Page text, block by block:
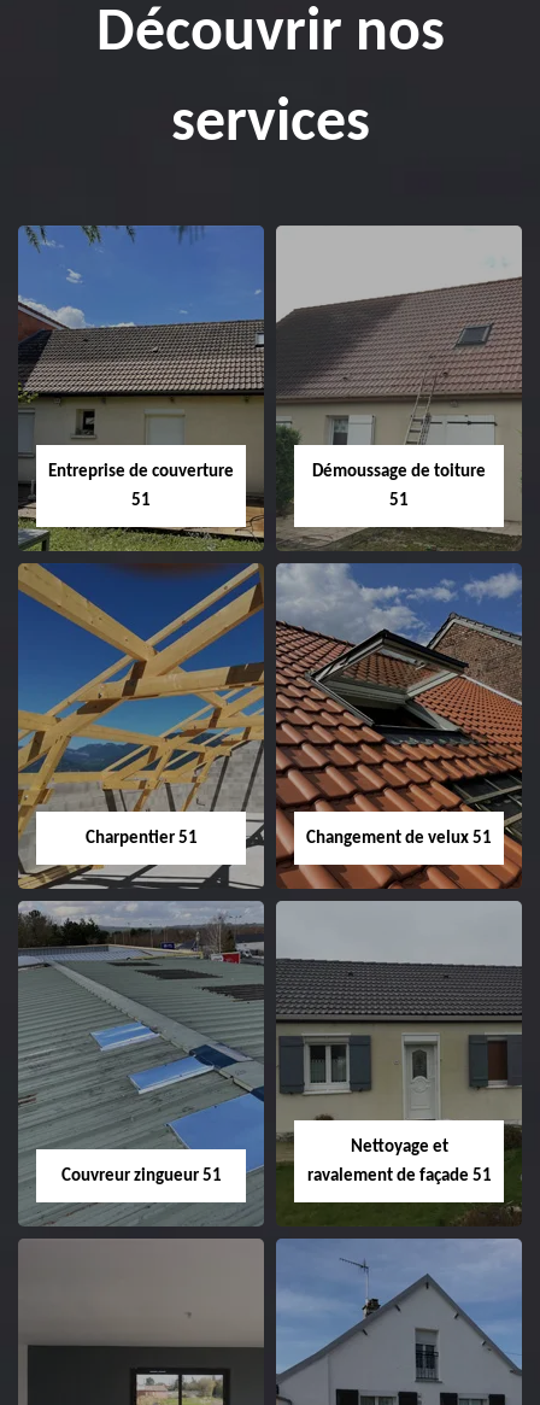
Découvrir nos
services
Entreprise de couverture
51
Entreprise de
couverture 51
Démoussage de toiture
51
Démoussage de
toiture 51
Charpentier 51
Charpentier 51
Changement de velux 51
Changement de
velux 51
Couvreur zingueur 51
51
Nettoyage et
ravalement de façade 51
Nettoyage et
ravalement de